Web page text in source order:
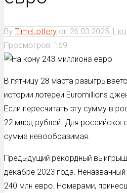
By TimeLottery on 26.03.2025 1
Просмотров: 169
В пятницу 28 марта
истории лотереи Euromillions
Если пересчитать эту сумму в
22 млрд рублей. Для
сумма невообразимая.
Предыдущий рекордный
декабре 2023 года.
240 млн евро. Номерами,